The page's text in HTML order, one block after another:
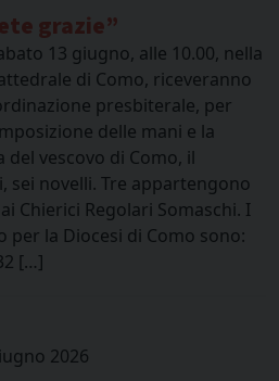
grazie”
13 giugno, alle 10.00, nella
di Como, riceveranno
presbiterale, per
delle mani e la
vescovo di Como, il
sei novelli. Tre appartengono
Chierici Regolari Somaschi. I
la Diocesi di Como sono:
[…]
2026